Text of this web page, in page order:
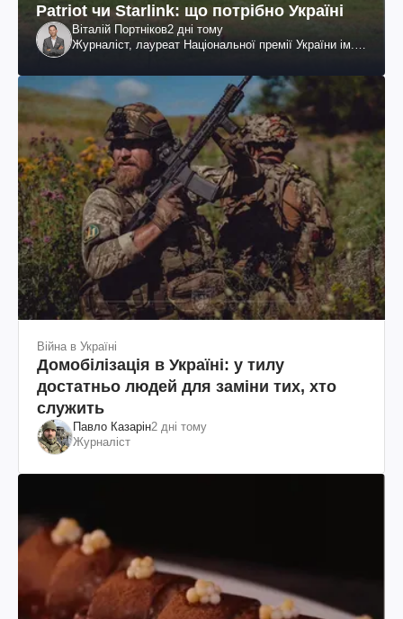
Patriot чи Starlink: що потрібно Україні
Віталій Портніков2 дні тому
Журналіст, лауреат Національної премії України ім.
Війна в Україні
Домобілізація в Україні: у тилу
достатньо людей для заміни тих, хто
служить
Павло Казарін2 дні тому
Журналіст